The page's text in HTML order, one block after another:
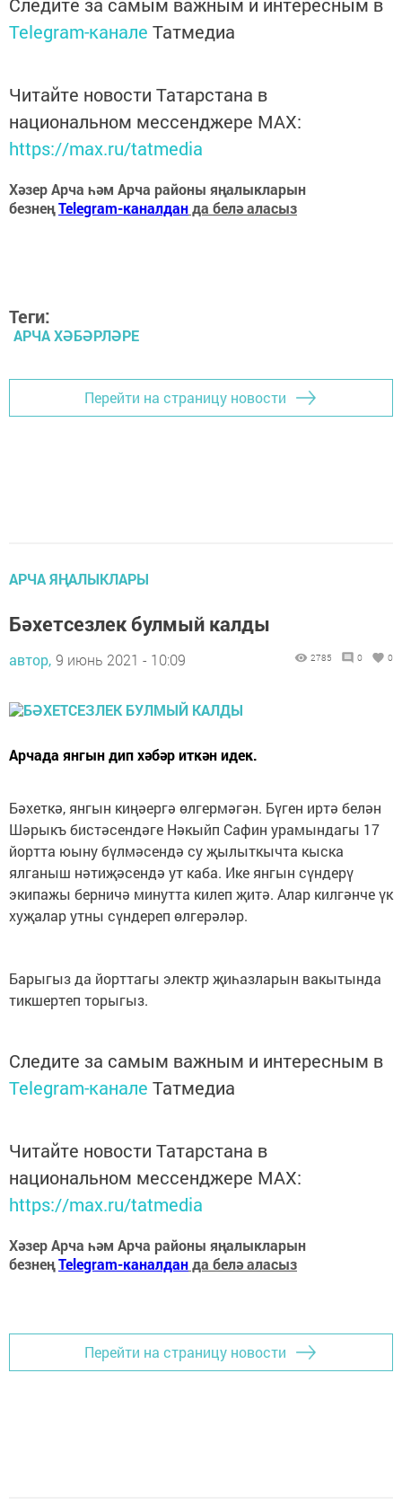
Telegram-канале Татмедиа
Читайте новости Татарстана в
национальном мессенджере MАХ:
https://max.ru/tatmedia
Хәзер Арча һәм Арча районы яңалыкларын
безнеңTelegram-каналданда белә аласыз
Теги:
АРЧА ХӘБӘРЛӘРЕ
Перейти на страницу новости
АРЧА ЯҢАЛЫКЛАРЫ
Бәхетсезлек булмый калды
автор, 9 июнь 2021 - 10:09 2785 0 0
Арчада янгын дип хәбәр иткән идек.
Бәхеткә, янгын киңәергә өлгермәгән. Бүген иртә белән
Шәрыкъ бистәсендәге Нәкыйп Сафин урамындагы 17
йортта юыну бүлмәсендә су җылыткычта кыска
ялганыш нәтиҗәсендә ут каба. Ике янгын сүндерү
экипажы берничә минутта килеп җитә. Алар килгәнче үк
хуҗалар утны сүндереп өлгерәләр.
Барыгыз да йорттагы электр җиһазларын вакытында
тикшертеп торыгыз.
Следите за самым важным и интересным в
Telegram-канале Татмедиа
Читайте новости Татарстана в
национальном мессенджере MАХ:
https://max.ru/tatmedia
Хәзер Арча һәм Арча районы яңалыкларын
безнеңTelegram-каналданда белә аласыз
Перейти на страницу новости